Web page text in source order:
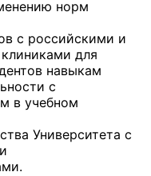
норм
с российскими и
для
навыкам
с
в учебном
Университета с